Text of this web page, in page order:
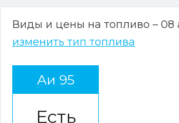
Виды и цены на топливо – 08
изменить тип топлива
Аи 95
Есть